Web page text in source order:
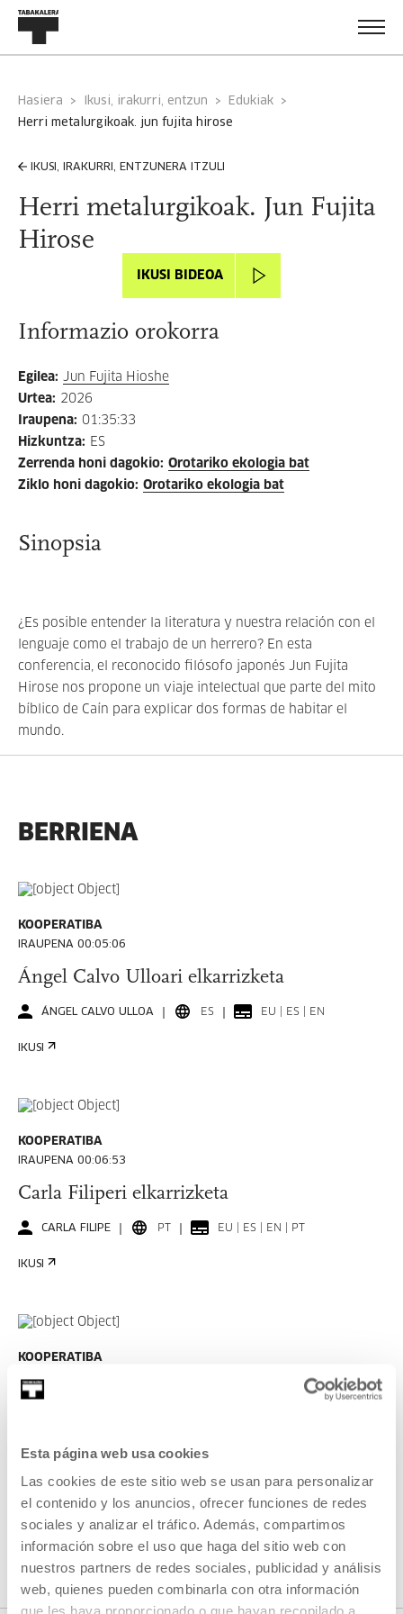
Esta página web usa cookies
Las cookies de este sitio web se usan para personalizar
el contenido y los anuncios, ofrecer funciones de redes
sociales y analizar el tráfico. Además, compartimos
información sobre el uso que haga del sitio web con
nuestros partners de redes sociales, publicidad y análisis
web, quienes pueden combinarla con otra información
que les haya proporcionado o que hayan recopilado a
Hasiera Ikusi, irakurri, entzun
Edukiak
herri metalurgikoak. jun fujita hirose
IKUSI, IRAKURRI, ENTZUNERA ITZULI
Herri metalurgikoak. Jun Fujita
Hirose
IKUSI BIDEOA
Informazio orokorra
Egilea: Jun Fujita Hioshe
Urtea: 2026
Iraupena: 01:35:33
Hizkuntza: ES
Zerrenda honi dagokio: Orotariko ekologia bat
Ziklo honi dagokio: Orotariko ekologia bat
Sinopsia
¿Es posible entender la literatura y nuestra relación con el
lenguaje como el trabajo de un herrero? En esta
conferencia, el reconocido filósofo japonés Jun Fujita
Hirose nos propone un viaje intelectual que parte del mito
bíblico de Caín para explicar dos formas de habitar el
mundo.
BERRIENA
KOOPERATIBA
IRAUPENA 00:05:06
Ángel Calvo Ulloari elkarrizketa
ÁNGEL CALVO ULLOA ES EU | ES | EN
IKUSI
KOOPERATIBA
IRAUPENA 00:06:53
Carla Filiperi elkarrizketa
CARLA FILIPE PT EU | ES | EN | PT
IKUSI
KOOPERATIBA
IRAUPENA 00:06:49
IKUSI
IKUSI EDUKI GUZTIA